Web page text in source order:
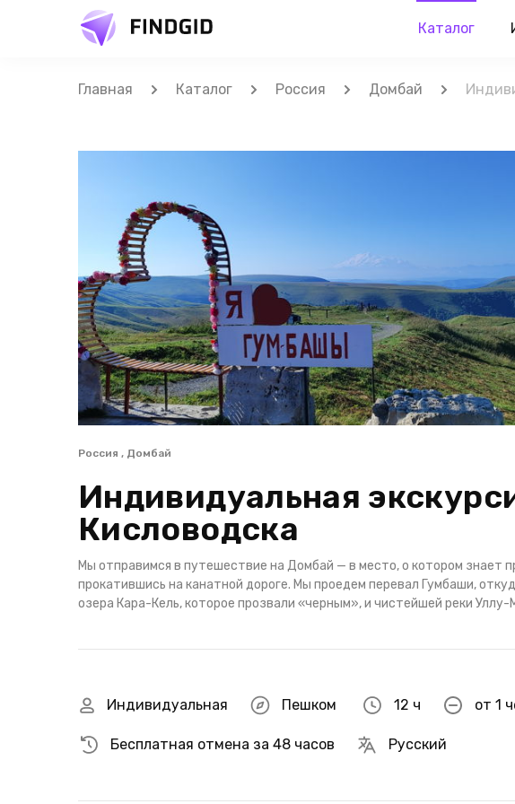
Каталог
Главная Каталог Россия Домбай
Россия , Домбай
Индивидуальная
Кисловодска
Мы отправимся в путешествие на Домбай — в место, о котором знает
прокатившись на канатной дороге. Мы проедем перевал Гумбаши,
озера Кара-Кель, которое прозвали «черным», и чистейшей реки
Индивидуальная Пешком 12 ч от 1
Бесплатная отмена за 48 часов Русский